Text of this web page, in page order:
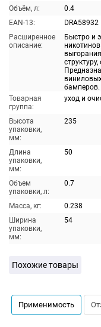
Объём, л:
0.4
EAN-13:
DRA58932
Расширенное
описание:
Быстро и
Товарная
группа:
уход и
Высота
упаковки,
мм:
235
Длина
упаковки,
мм:
50
Объем
упаковки, л:
0.7
Масса, кг:
0.238
Ширина
упаковки,
мм:
54
Похожие товары
Применимость